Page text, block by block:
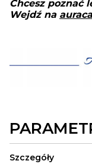
Chcesz poznać
Wejdź na
Szczegóły